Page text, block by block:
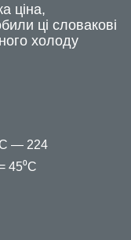
ціна,
ці словакові
холоду
— 224
45⁰С